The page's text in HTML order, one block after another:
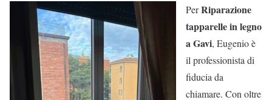
PerRiparazione
tapparelle in legno
a Gavi, Eugenio è
il professionista di
fiducia da
chiamare. Con oltre